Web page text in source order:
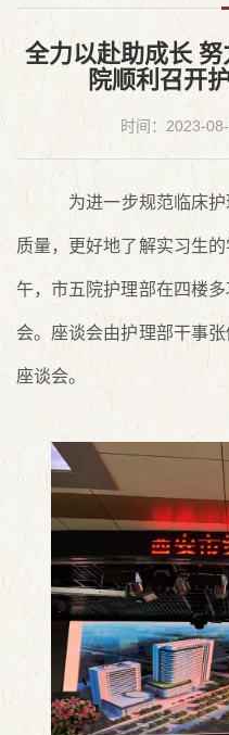
全力以赴助成长
院顺利召开
时间：2023-
为进一步规范临床护
质量，更好地了解实习生的
午，市五院护理部在四楼
会。座谈会由护理部干事
座谈会。